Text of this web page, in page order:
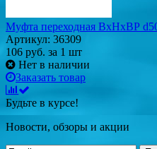
Муфта переходная ВхНхВР
Артикул: 36309
106 руб. за 1 шт
Нет в наличии
Заказать товар
Будьте в курсе!
Новости, обзоры и акции